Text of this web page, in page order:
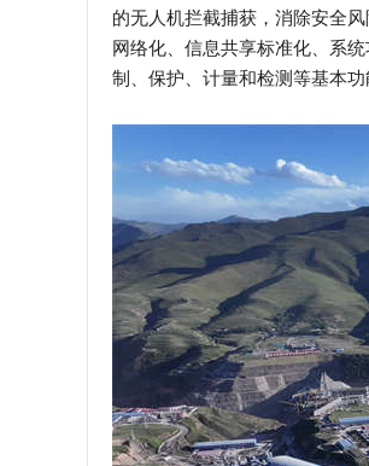
的无人机拦截捕获，消除安全
网络化、信息共享标准化、系
制、保护、计量和检测等基本